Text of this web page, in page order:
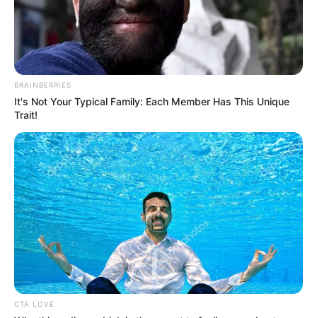
Extrem
" besichtigt werden kann.
Öffnungszeiten des Oberschwäbischen
Torfmuseums und die Fahrtzeiten der Torfbahn:
www.torfbahn.de
Dieses Ausflugsziel auf der Landkarte mit Routenpla
ner und Parkplätzen
Bilder von Sehenswürdigkeiten mit touristischen
Informationen über Bad Wurzach:
BRAINBERRIES
It's Not Your Typical Family: Each Member Has This Unique
Trait!
CTA LOVE